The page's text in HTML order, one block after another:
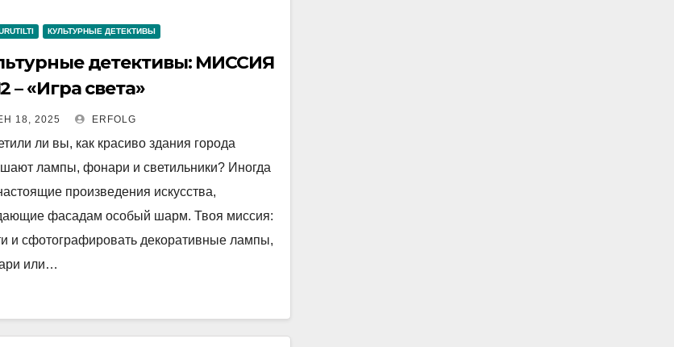
КУЛЬТУРНЫЕ ДЕТЕКТИВЫ
детективы: МИССИЯ
– «Игра света»
18, 2025 ERFOLG
ли вы, как красиво здания города
лампы, фонари и светильники? Иногда
произведения искусства,
фасадам особый шарм. Твоя миссия:
и сфотографировать декоративные лампы,
или…